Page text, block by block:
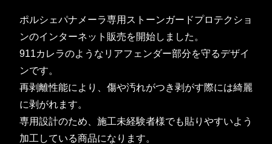
ポルシェパナメーラ専用ストーンガードプロテクショ
ンのインターネット販売を開始しました。
911カレラのようなリアフェンダー部分を守るデザイ
ンです。
再剥離性能により、傷や汚れがつき剥がす際には綺麗
に剥がれます。
専用設計のため、施工未経験者様でも貼りやすいよう
加工している商品になります。